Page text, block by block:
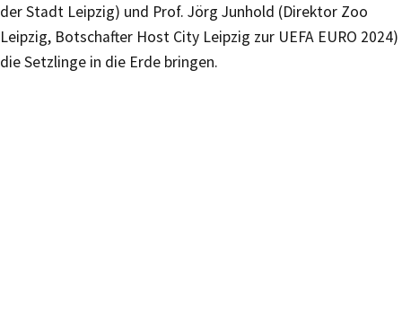
der Stadt Leipzig) und Prof. Jörg Junhold (Direktor Zoo
Leipzig, Botschafter Host City Leipzig zur UEFA EURO 2024)
die Setzlinge in die Erde bringen.